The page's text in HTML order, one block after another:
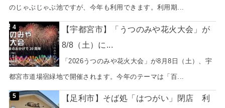
のじゃぶじゃぶ池ですが、今年も利用できます。利用期...
【宇都宮市】「うつのみや花火大会」が
8/8（土）に...
「2026うつのみや花火大会」が8月8日（土）、宇
都宮市道場宿緑地で開催されます。今年のテーマは「百...
【足利市】そば処「はつがい」閉店 利